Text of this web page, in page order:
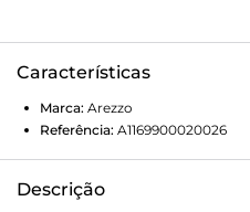
Características
Marca: Arezzo
Referência: A1169900020026
Descrição